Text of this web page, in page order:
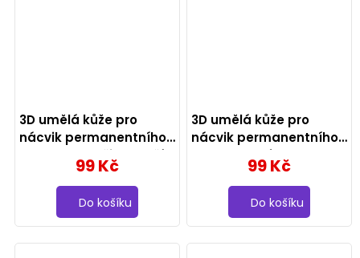
3D umělá kůže pro
nácvik permanentního
makeupu - oči a obočí
99 Kč
Do košíku
3D umělá kůže pro
nácvik permanentního
makeupu - ústa
99 Kč
Do košíku